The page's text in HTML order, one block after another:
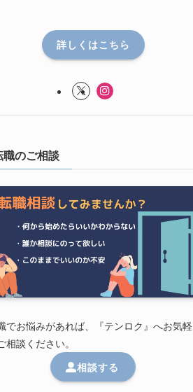
詳しくはこちら
職のご相談
でお悩みがあれば、『テンロク』へお気軽
相談ください。
相談する